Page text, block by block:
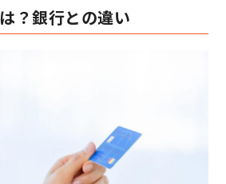
？銀行との違い